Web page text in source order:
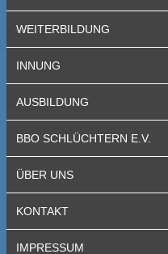
WEITERBILDUNG
INNUNG
AUSBILDUNG
BBO SCHLÜCHTERN E.V.
ÜBER UNS
KONTAKT
IMPRESSUM